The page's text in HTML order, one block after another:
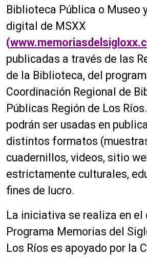
Biblioteca Pública o Museo
digital de MSXX
(www.memoriasdelsigloxx.cl
publicadas a través de las
de la Biblioteca, del
Coordinación Regional de
Públicas Región de Los
podrán ser usadas en
distintos formatos
cuadernillos, videos, sitio
estrictamente culturales,
fines de lucro.
La iniciativa se realiza en el
Programa Memorias del
Los Ríos es apoyado por la